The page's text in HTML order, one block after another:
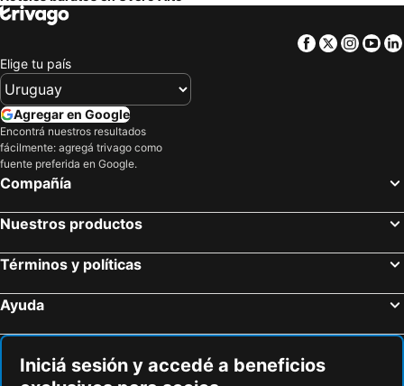
Facebook
Twitter
Elige tu país
Agregar en Google
Encontrá nuestros resultados
fácilmente: agregá trivago como
fuente preferida en Google.
Compañía
Nuestros productos
Términos y políticas
Ayuda
Iniciá sesión y accedé a beneficios